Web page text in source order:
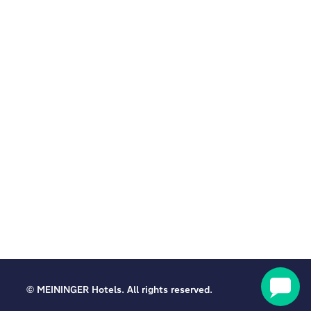
© MEININGER Hotels. All rights reserved.